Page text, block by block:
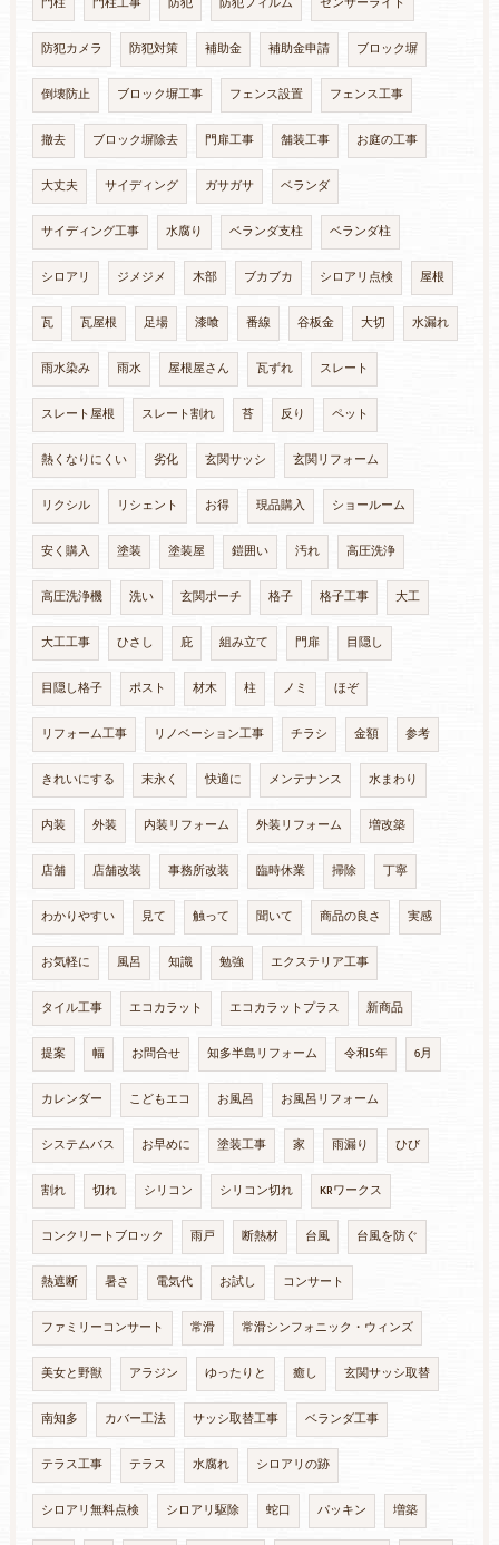
防犯カメラ 防犯対策 補助金 補助金申請 ブロック塀
倒壊防止 ブロック塀工事 フェンス設置 フェンス工事
撤去 ブロック塀除去 門扉工事 舗装工事 お庭の工事
大丈夫 サイディング ガサガサ ベランダ
サイディング工事 水腐り ベランダ支柱 ベランダ柱
シロアリ ジメジメ 木部 ブカブカ シロアリ点検 屋根
瓦 瓦屋根 足場 漆喰 番線 谷板金 大切 水漏れ
雨水染み 雨水 屋根屋さん 瓦ずれ スレート
スレート屋根 スレート割れ 苔 反り ペット
熱くなりにくい 劣化 玄関サッシ 玄関リフォーム
リクシル リシェント お得 現品購入 ショールーム
安く購入 塗装 塗装屋 鎧囲い 汚れ 高圧洗浄
高圧洗浄機 洗い 玄関ポーチ 格子 格子工事 大工
大工工事 ひさし 庇 組み立て 門扉 目隠し
目隠し格子 ポスト 材木 柱 ノミ ほぞ
リフォーム工事 リノベーション工事 チラシ 金額 参考
きれいにする 末永く 快適に メンテナンス 水まわり
内装 外装 内装リフォーム 外装リフォーム 増改築
店舗 店舗改装 事務所改装 臨時休業 掃除 丁寧
わかりやすい 見て 触って 聞いて 商品の良さ 実感
お気軽に 風呂 知識 勉強 エクステリア工事
タイル工事 エコカラット エコカラットプラス 新商品
提案 幅 お問合せ 知多半島リフォーム 令和5年 6月
カレンダー こどもエコ お風呂 お風呂リフォーム
システムバス お早めに 塗装工事 家 雨漏り ひび
割れ 切れ シリコン シリコン切れ KRワークス
コンクリートブロック 雨戸 断熱材 台風 台風を防ぐ
熱遮断 暑さ 電気代 お試し コンサート
ファミリーコンサート 常滑 常滑シンフォニック・ウィンズ
美女と野獣 アラジン ゆったりと 癒し 玄関サッシ取替
南知多 カバー工法 サッシ取替工事 ベランダ工事
テラス工事 テラス 水腐れ シロアリの跡
シロアリ無料点検 シロアリ駆除 蛇口 パッキン 増築